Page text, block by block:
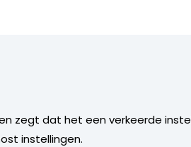
zegt dat het een verkeerde
instellingen.